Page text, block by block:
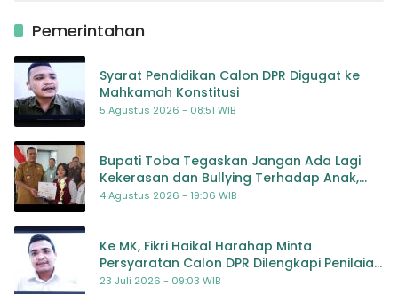
Pemerintahan
Syarat Pendidikan Calon DPR Digugat ke
Mahkamah Konstitusi
5 Agustus 2026 - 08:51 WIB
Bupati Toba Tegaskan Jangan Ada Lagi
Kekerasan dan Bullying Terhadap Anak,
Dorong Kolaborasi Seluruh Pihak
4 Agustus 2026 - 19:06 WIB
Ke MK, Fikri Haikal Harahap Minta
Persyaratan Calon DPR Dilengkapi Penilaian
Kompetensi
23 Juli 2026 - 09:03 WIB